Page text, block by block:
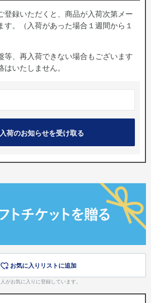
登録いただくと、商品が入荷次第メー
す。（入荷があった場合１週間から１
等、再入荷できない場合もございます
いたしません。
お気に入りリストに追加
人がお気に入りに登録しています。